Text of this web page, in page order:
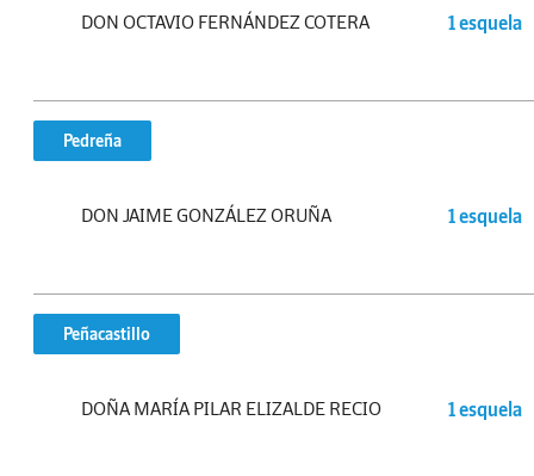
DON OCTAVIO FERNÁNDEZ COTERA 1 esquela
Pedreña
DON JAIME GONZÁLEZ ORUÑA 1 esquela
Peñacastillo
DOÑA MARÍA PILAR ELIZALDE RECIO 1 esquela